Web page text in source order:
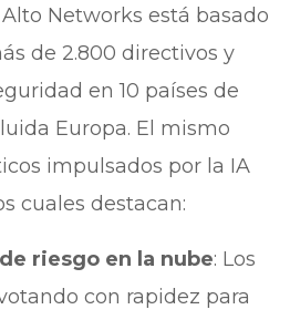
Networks está basado
de 2.800 directivos y
en 10 países de
Europa. El mismo
impulsados por la IA
cuales destacan:
riesgo en la nube: Los
con rapidez para